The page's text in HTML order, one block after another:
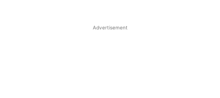
Advertisement